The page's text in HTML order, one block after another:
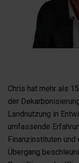
Chris hat mehr als
der
Landnutzung in
umfassende
Finanzinstituten
Übergang